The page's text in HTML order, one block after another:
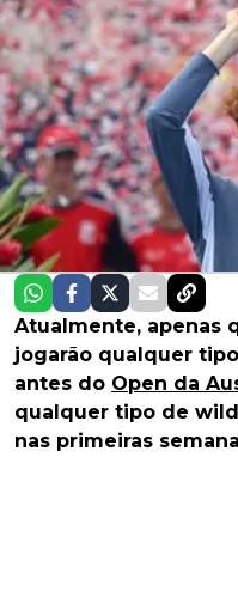
Atualmente, apenas
jogarão qualquer
antes do Open da
qualquer tipo de
nas primeiras